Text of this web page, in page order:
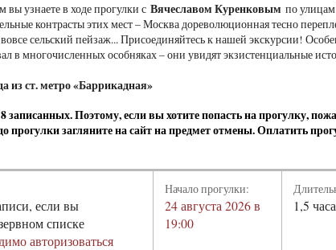
узнаете в ходе прогулки с Вячеславом Куренковым по
контрасты этих мест – Москва дореволюционная тесно
сельский пейзаж... Присоединяйтесь к нашей экскурсии!
в многочисленных особняках – они увидят экзистенциальные
из ст. метро «Баррикадная»
записанных. Поэтому, если вы хотите попасть на прогулку,
прогулки загляните на сайт на предмет отмены. Оплатить
если вы
списке
авторизоваться
Начало прогулки:
24 августа 2026 в
19:00
1,5 часа